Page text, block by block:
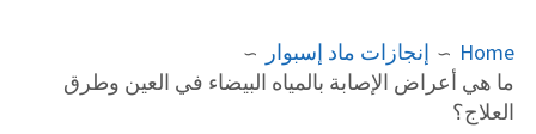
Home
إنجازات ماد إسبوار
ما هي أعراض الإصابة بالمياه البيضاء في العين وطرق
العلاج؟